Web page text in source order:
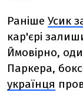
Раніше Усик
кар'єрі
Ймовірно,
Паркера,
українця